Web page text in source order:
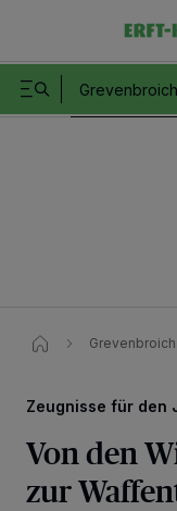
Grevenbroich
Grevenbroich
Zeugnisse für den
Von den
zur